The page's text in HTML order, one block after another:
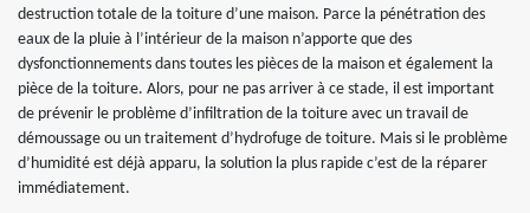
destruction totale de la toiture d’une maison. Parce la pénétration des
eaux de la pluie à l’intérieur de la maison n’apporte que des
dysfonctionnements dans toutes les pièces de la maison et également la
pièce de la toiture. Alors, pour ne pas arriver à ce stade, il est important
de prévenir le problème d’infiltration de la toiture avec un travail de
démoussage ou un traitement d’hydrofuge de toiture. Mais si le problème
d’humidité est déjà apparu, la solution la plus rapide c’est de la réparer
immédiatement.